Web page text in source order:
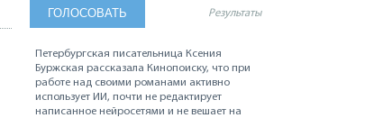
Результаты
Петербургская писательница Ксения
Буржская рассказала Кинопоиску, что при
работе над своими романами активно
использует ИИ, почти не редактирует
написанное нейросетями и не вешает на